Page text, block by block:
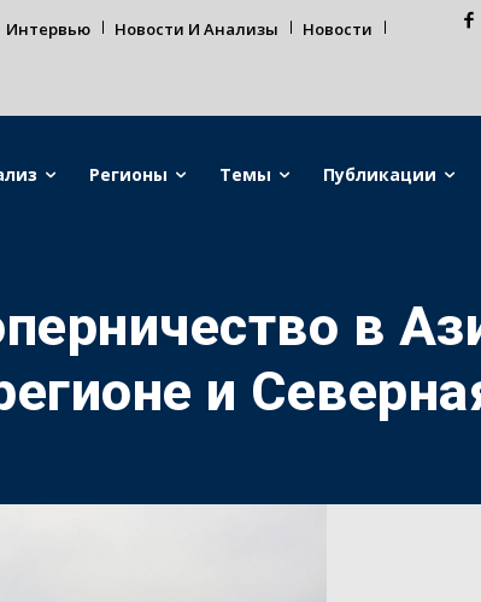
Интервью Новости И Анализы Новости
Регионы Темы Публикации
в
и